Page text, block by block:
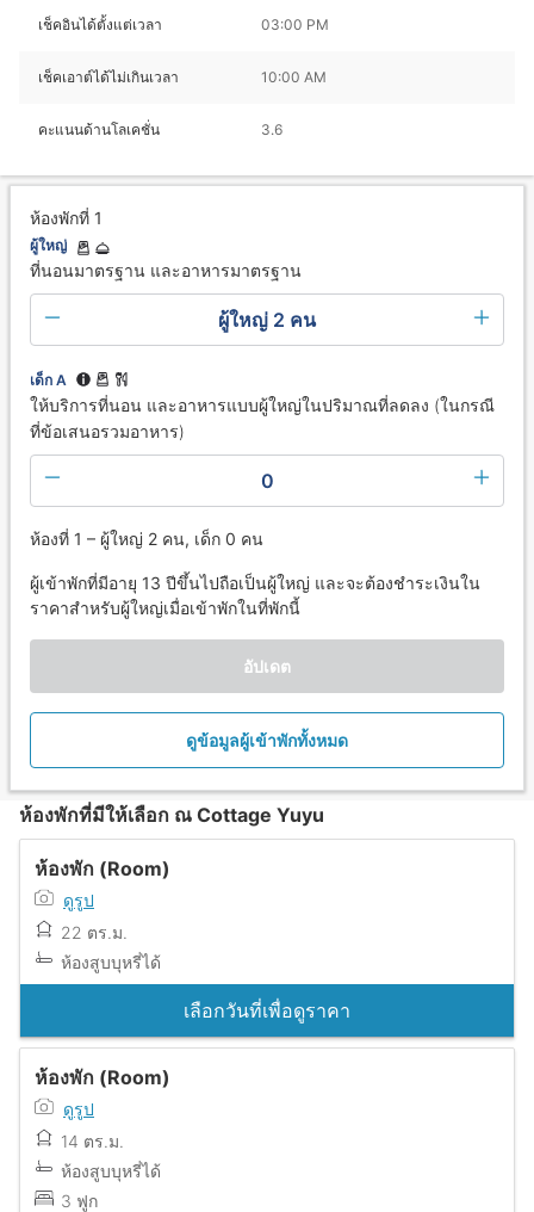
เช็คอินได้ตั้งแต่เวลา 03:00 PM
เช็คเอาต์ได้ไม่เกินเวลา 10:00 AM
คะแนนด้านโลเคชั่น 3.6
ห้องพักที่ 1
ผู้ใหญ่
ที่นอนมาตรฐาน และอาหารมาตรฐาน
ผู้ใหญ่ 2 คน
เด็ก A
ให้บริการที่นอน และอาหารแบบผู้ใหญ่ในปริมาณที่ลดลง (ในกรณี
ที่ข้อเสนอรวมอาหาร)
0
ห้องที่ 1 – ผู้ใหญ่ 2 คน, เด็ก 0 คน
ผู้เข้าพักที่มีอายุ 13 ปีขึ้นไปถือเป็นผู้ใหญ่ และจะต้องชำระเงินใน
ราคาสำหรับผู้ใหญ่เมื่อเข้าพักในที่พักนี้
อัปเดต
ดูข้อมูลผู้เข้าพักทั้งหมด
ห้องพักที่มีให้เลือก ณ Cottage Yuyu
ห้องพัก (Room)
ดูรูป
22 ตร.ม.
ห้องสูบบุหรี่ได้
เลือกวันที่เพื่อดูราคา
ห้องพัก (Room)
ดูรูป
14 ตร.ม.
ห้องสูบบุหรี่ได้
3 ฟูก